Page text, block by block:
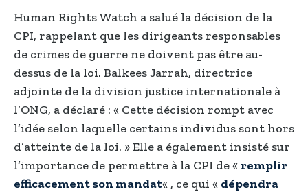
Human Rights Watch a salué la décision de la
CPI, rappelant que les dirigeants responsables
de crimes de guerre ne doivent pas être au-
dessus de la loi. Balkees Jarrah, directrice
adjointe de la division justice internationale à
l’ONG, a déclaré : « Cette décision rompt avec
l’idée selon laquelle certains individus sont hors
d’atteinte de la loi. » Elle a également insisté sur
l’importance de permettre à la CPI de « remplir
efficacement son mandat« , ce qui « dépendra